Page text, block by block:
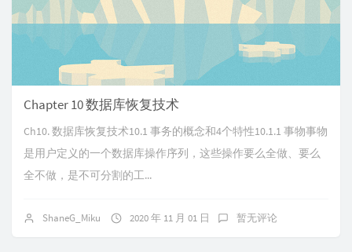
Chapter 10 数据库恢复技术
Ch10. 数据库恢复技术10.1 事务的概念和4个特性10.1.1 事物事物
是用户定义的一个数据库操作序列，这些操作要么全做、要么
全不做，是不可分割的工...
ShaneG_Miku 2020 年 11 月 01 日 暂无评论